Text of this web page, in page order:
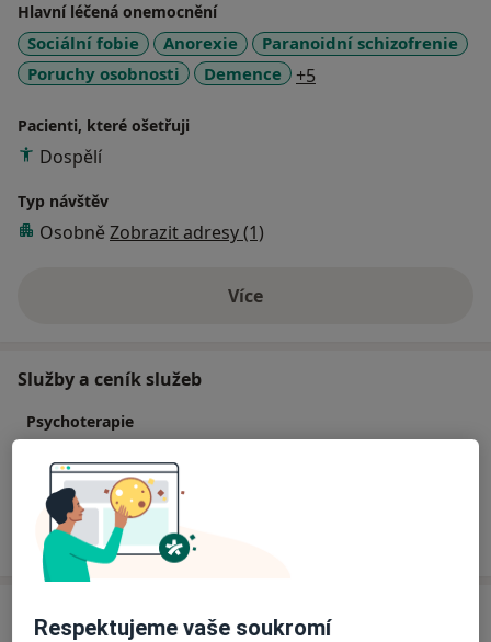
Hlavní léčená onemocnění
Sociální fobie Anorexie
Paranoidní schizofrenie
Poruchy osobnosti
Demence +5
Pacienti, které ošetřuji
Dospělí
Typ návštěv
Osobně Zobrazit adresy (1)
Víceo zkušenostech
Služby a ceník služeb
Psychoterapie
Jak fungují ceny?
Adresa
Respektujeme vaše soukromí